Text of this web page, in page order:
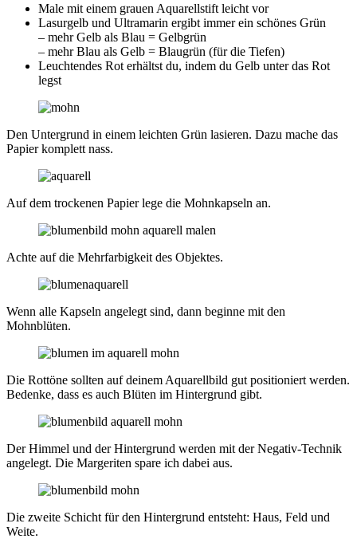
Male mit einem grauen Aquarellstift leicht vor
Lasurgelb und Ultramarin ergibt immer ein schönes Grün
– mehr Gelb als Blau = Gelbgrün
– mehr Blau als Gelb = Blaugrün (für die Tiefen)
Leuchtendes Rot erhältst du, indem du Gelb unter das Rot
legst
Den Untergrund in einem leichten Grün lasieren. Dazu mache das
Papier komplett nass.
Auf dem trockenen Papier lege die Mohnkapseln an.
Achte auf die Mehrfarbigkeit des Objektes.
Wenn alle Kapseln angelegt sind, dann beginne mit den
Mohnblüten.
Die Rottöne sollten auf deinem Aquarellbild gut positioniert werden.
Bedenke, dass es auch Blüten im Hintergrund gibt.
Der Himmel und der Hintergrund werden mit der Negativ-Technik
angelegt. Die Margeriten spare ich dabei aus.
Die zweite Schicht für den Hintergrund entsteht: Haus, Feld und
Weite.